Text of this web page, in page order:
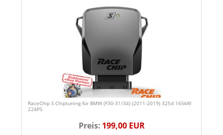
RaceChip S Chiptuning für BMW (F30-31/34) (2011-2019) 325d 165kW
224PS
Preis: 199,00 EUR